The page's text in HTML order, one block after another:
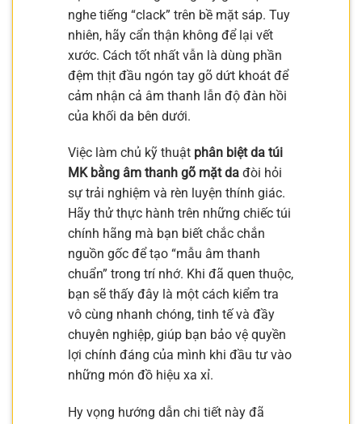
nghe tiếng “clack” trên bề mặt sáp. Tuy
nhiên, hãy cẩn thận không để lại vết
xước. Cách tốt nhất vẫn là dùng phần
đệm thịt đầu ngón tay gõ dứt khoát để
cảm nhận cả âm thanh lẫn độ đàn hồi
của khối da bên dưới.
Việc làm chủ kỹ thuật phân biệt da túi
MK bằng âm thanh gõ mặt da đòi hỏi
sự trải nghiệm và rèn luyện thính giác.
Hãy thử thực hành trên những chiếc túi
chính hãng mà bạn biết chắc chắn
nguồn gốc để tạo “mẫu âm thanh
chuẩn” trong trí nhớ. Khi đã quen thuộc,
bạn sẽ thấy đây là một cách kiểm tra
vô cùng nhanh chóng, tinh tế và đầy
chuyên nghiệp, giúp bạn bảo vệ quyền
lợi chính đáng của mình khi đầu tư vào
những món đồ hiệu xa xỉ.
Hy vọng hướng dẫn chi tiết này đã